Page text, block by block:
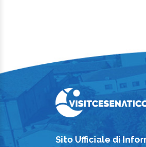
Sito Ufficiale di